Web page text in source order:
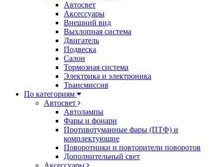
Автосвет
Аксессуары
Внешний вид
Выхлопная система
Двигатель
Подвеска
Салон
Тормозная система
Электрика и электроника
Трансмиссия
По категориям
Автосвет
Автолампы
Фары и фонари
Противотуманные фары (ПТФ) и
комплектующие
Поворотники и повторители поворотов
Дополнительный свет
Аксессуары